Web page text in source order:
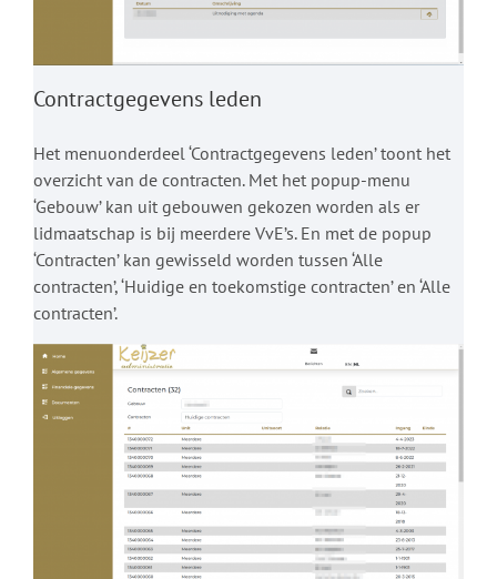
Contractgegevens leden
Het menuonderdeel ‘Contractgegevens leden’ toont het
overzicht van de contracten. Met het popup-menu
‘Gebouw’ kan uit gebouwen gekozen worden als er
lidmaatschap is bij meerdere VvE’s. En met de popup
‘Contracten’ kan gewisseld worden tussen ‘Alle
contracten’, ‘Huidige en toekomstige contracten’ en ‘Alle
contracten’.